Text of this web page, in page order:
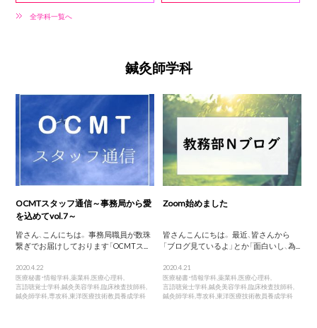
全学科一覧へ
鍼灸師学科
OCMTスタッフ通信～事務局から愛
を込めてvol.7～
皆さん、こんにちは。 事務局職員が数珠
繋ぎでお届けしております「OCMTス...
2020.4.22
医療秘書・情報学科,薬業科,医療心理科,
言語聴覚士学科,鍼灸美容学科,臨床検査技師科,
鍼灸師学科,専攻科,東洋医療技術教員養成学科
Zoom始めました
皆さんこんにちは。 最近、皆さんから
「ブログ見ているよ」とか「面白いし、為...
2020.4.21
医療秘書・情報学科,薬業科,医療心理科,
言語聴覚士学科,鍼灸美容学科,臨床検査技師科,
鍼灸師学科,専攻科,東洋医療技術教員養成学科